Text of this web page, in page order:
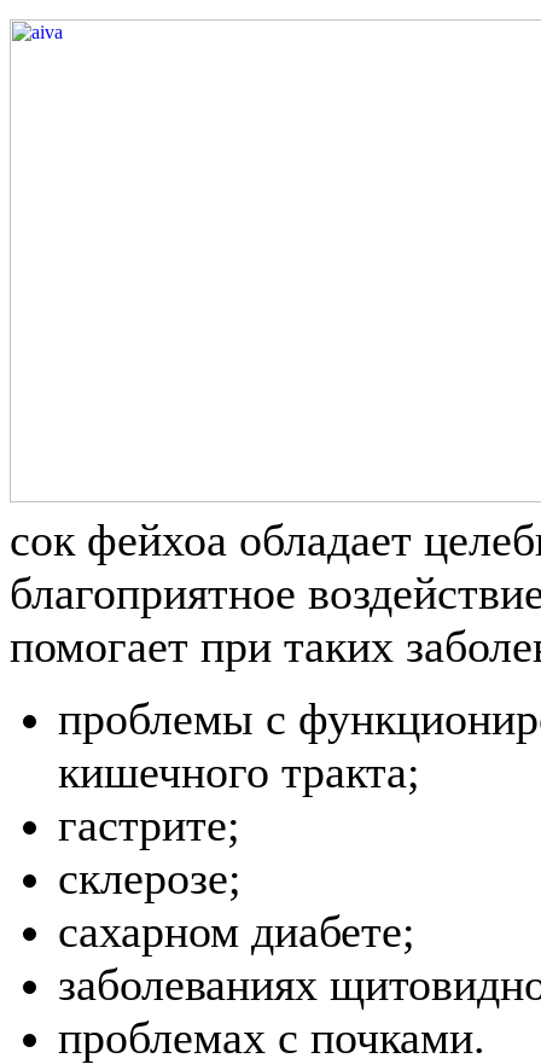
сок фейхоа обладает
благоприятное
помогает при таких
проблемы с
кишечного тракта;
гастрите;
склерозе;
сахарном диабете;
заболеваниях
проблемах с почками.